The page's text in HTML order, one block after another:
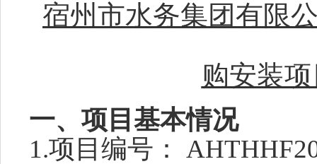
宿州市水务集团有限
购安装
一、项目基本情况
1.项目编号：